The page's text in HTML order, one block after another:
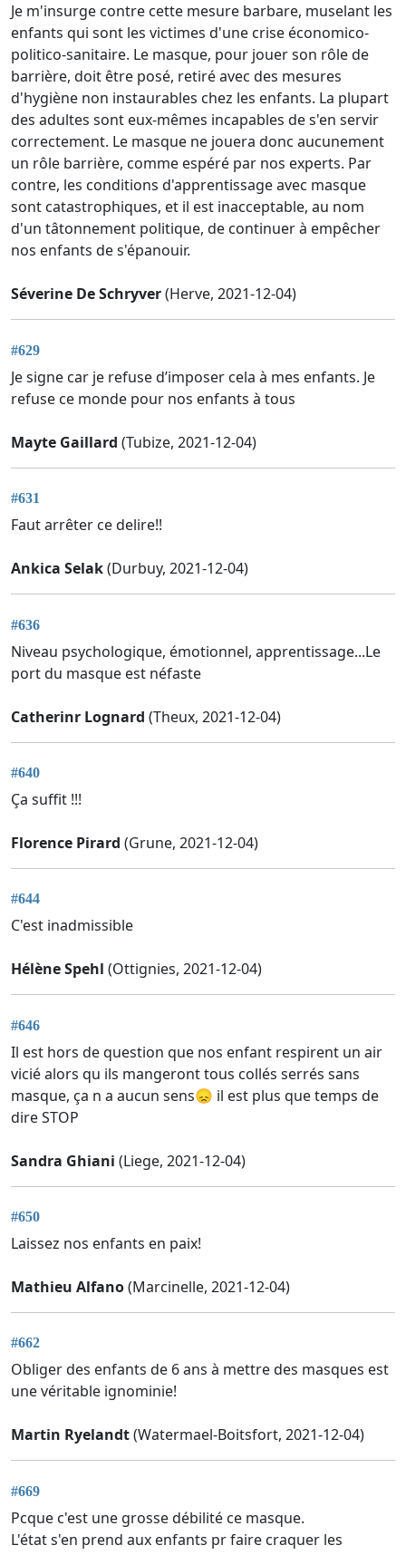
Je m'insurge contre cette mesure barbare, muselant les
enfants qui sont les victimes d'une crise économico-
politico-sanitaire. Le masque, pour jouer son rôle de
barrière, doit être posé, retiré avec des mesures
d'hygiène non instaurables chez les enfants. La plupart
des adultes sont eux-mêmes incapables de s'en servir
correctement. Le masque ne jouera donc aucunement
un rôle barrière, comme espéré par nos experts. Par
contre, les conditions d'apprentissage avec masque
sont catastrophiques, et il est inacceptable, au nom
d'un tâtonnement politique, de continuer à empêcher
nos enfants de s'épanouir.
Séverine De Schryver(Herve, 2021-12-04)
#629
Je signe car je refuse d’imposer cela à mes enfants. Je
refuse ce monde pour nos enfants à tous
Mayte Gaillard (Tubize, 2021-12-04)
#631
Faut arrêter ce delire!!
Ankica Selak(Durbuy, 2021-12-04)
#636
Niveau psychologique, émotionnel, apprentissage...Le
port du masque est néfaste
Catherinr Lognard (Theux, 2021-12-04)
#640
Ça suffit !!!
Florence Pirard (Grune, 2021-12-04)
#644
C'est inadmissible
Hélène Spehl (Ottignies, 2021-12-04)
#646
Il est hors de question que nos enfant respirent un air
vicié alors qu ils mangeront tous collés serrés sans
masque, ça n a aucun sens😞 il est plus que temps de
dire STOP
Sandra Ghiani (Liege, 2021-12-04)
#650
Laissez nos enfants en paix!
Mathieu Alfano(Marcinelle, 2021-12-04)
#662
Obliger des enfants de 6 ans à mettre des masques est
une véritable ignominie!
Martin Ryelandt(Watermael-Boitsfort, 2021-12-04)
#669
Pcque c'est une grosse débilité ce masque.
L'état s'en prend aux enfants pr faire craquer les